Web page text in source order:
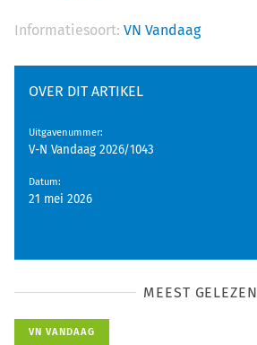
Informatiesoort: VN Vandaag
OVER DIT ARTIKEL
Uitgavenummer:
V-N Vandaag 2026/1043
Datum:
21 mei 2026
MEEST GELEZEN
VN VANDAAG